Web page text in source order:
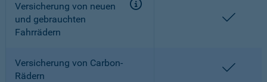
Versicherung von neuen
und gebrauchten
Fahrrädern
Versicherung von Carbon-
Rädern